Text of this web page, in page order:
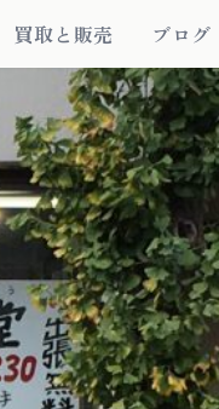
買取と販売 ブログ